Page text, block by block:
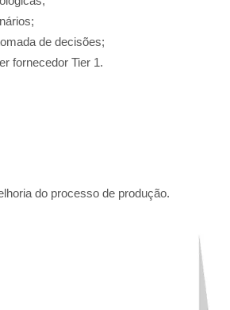
de decisões;
fornecedor Tier 1.
do processo de produção.